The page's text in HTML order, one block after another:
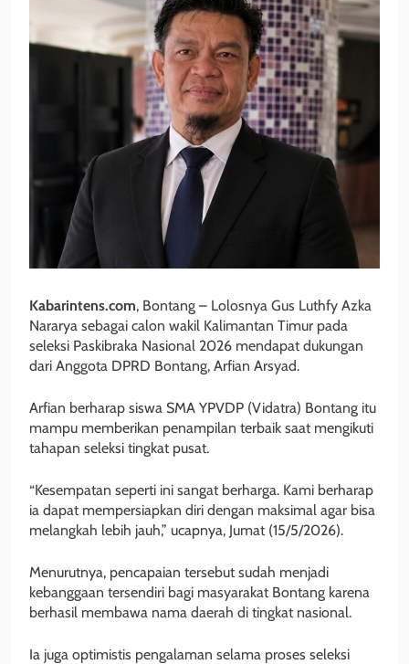
Kabarintens.com, Bontang – Lolosnya Gus Luthfy Azka
Nararya sebagai calon wakil Kalimantan Timur pada
seleksi Paskibraka Nasional 2026 mendapat dukungan
dari Anggota DPRD Bontang, Arfian Arsyad.
Arfian berharap siswa SMA YPVDP (Vidatra) Bontang itu
mampu memberikan penampilan terbaik saat mengikuti
tahapan seleksi tingkat pusat.
“Kesempatan seperti ini sangat berharga. Kami berharap
ia dapat mempersiapkan diri dengan maksimal agar bisa
melangkah lebih jauh,” ucapnya, Jumat (15/5/2026).
Menurutnya, pencapaian tersebut sudah menjadi
kebanggaan tersendiri bagi masyarakat Bontang karena
berhasil membawa nama daerah di tingkat nasional.
Ia juga optimistis pengalaman selama proses seleksi